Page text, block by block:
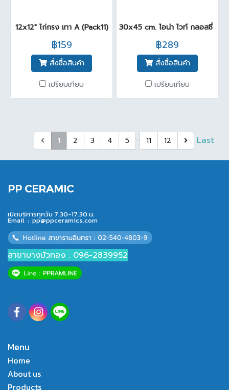
12x12" ไก่กรง เทา A (Pack11)
฿159
สั่งซื้อสินค้า
เปรียบเทียบ
30x45 cm. ไอน่า ไวท์ กลอสซี่ สีข
฿289
สั่งซื้อสินค้า
เปรียบเทียบ
1 2 3 4 5 … 11 12 Last
PP CERAMIC
เปิดบริการทุกวัน 7.30-17.30 น.
Email : pp@ppceramics.com
สาขาบางบัวทอง : 096-2839952
Menu
Home
About us
Products